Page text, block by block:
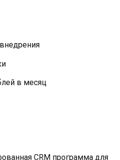
в месяц
CRM программа для